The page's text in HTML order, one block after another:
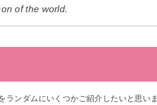
of the world.
ランダムにいくつかご紹介したいと思いま